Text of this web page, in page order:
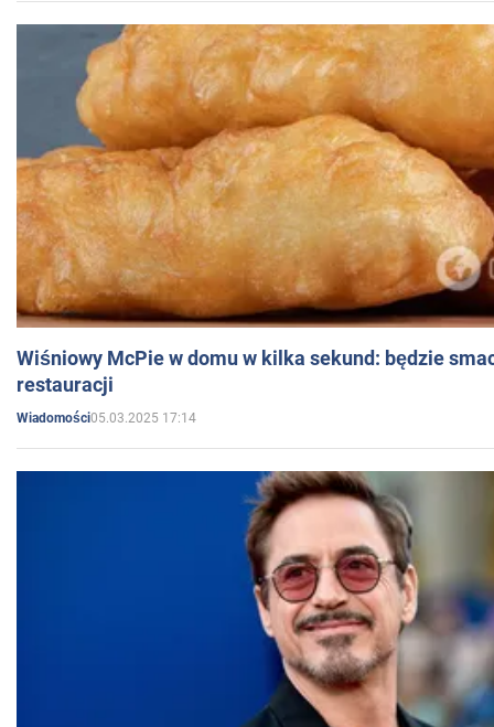
Wiśniowy McPie w domu w kilka sekund: będzie
restauracji
Wiadomości05.03.2025 17:14